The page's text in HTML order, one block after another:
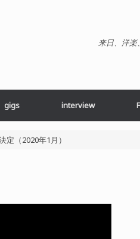
来日、洋楽
gigs interview
定（2020年1月）